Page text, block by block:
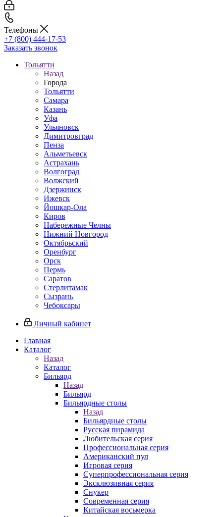
Телефоны
+7 (800) 444-17-53
Заказать звонок
Тольятти
Назад
Города
Тольятти
Самара
Казань
Уфа
Ульяновск
Димитровград
Пенза
Альметьевск
Астрахань
Волгоград
Волжский
Дзержинск
Ижевск
Йошкар-Ола
Киров
Набережные Челны
Нижний Новгород
Октябрьский
Оренбург
Орск
Пермь
Саратов
Стерлитамак
Сызрань
Чебоксары
Личный кабинет
Главная
Каталог
Назад
Каталог
Бильярд
Назад
Бильярд
Бильярдные столы
Назад
Бильярдные столы
Русская пирамида
Любительская серия
Профессиональная серия
Американский пул
Игровая серия
Суперпрофессиональная серия
Эксклюзивная серия
Снукер
Современная серия
Китайская восьмерка